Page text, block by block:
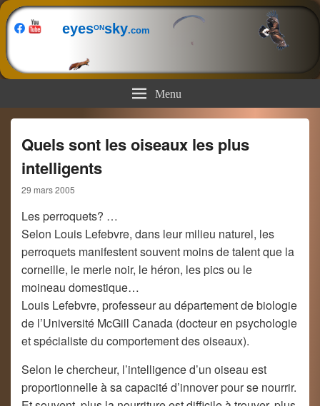
eyesONsky.com
Menu
Quels sont les oiseaux les plus
intelligents
29 mars 2005
Les perroquets? …
Selon Louis Lefebvre, dans leur milieu naturel, les
perroquets manifestent souvent moins de talent que la
corneille, le merle noir, le héron, les pics ou le
moineau domestique…
Louis Lefebvre, professeur au département de biologie
de l’Université McGill Canada (docteur en psychologie
et spécialiste du comportement des oiseaux).
Selon le chercheur, l’intelligence d’un oiseau est
proportionnelle à sa capacité d’innover pour se nourrir.